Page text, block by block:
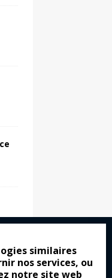
similaires
nos services, ou
notre site web